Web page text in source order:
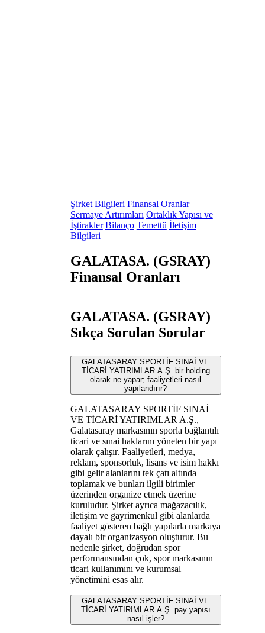
Şirket Bilgileri Finansal Oranlar
Sermaye Artırımları Ortaklık Yapısı ve
İştirakler Bilanço Temettü İletişim
Bilgileri
GALATASA. (GSRAY)
Finansal Oranları
GALATASA. (GSRAY)
Sıkça Sorulan Sorular
GALATASARAY SPORTİF SINAİ VE
TİCARİ YATIRIMLAR A.Ş. bir holding
olarak ne yapar; faaliyetleri nasıl
yapılandırır?
GALATASARAY SPORTİF SINAİ
VE TİCARİ YATIRIMLAR A.Ş.,
Galatasaray markasının sporla bağlantılı
ticari ve sınai haklarını yöneten bir yapı
olarak çalışır. Faaliyetleri, medya,
reklam, sponsorluk, lisans ve isim hakkı
gibi gelir alanlarını tek çatı altında
toplamak ve bunları ilgili birimler
üzerinden organize etmek üzerine
kuruludur. Şirket ayrıca mağazacılık,
iletişim ve gayrimenkul gibi alanlarda
faaliyet gösteren bağlı yapılarla markaya
dayalı bir organizasyon oluşturur. Bu
nedenle şirket, doğrudan spor
performansından çok, spor markasının
ticari kullanımını ve kurumsal
yönetimini esas alır.
GALATASARAY SPORTİF SINAİ VE
TİCARİ YATIRIMLAR A.Ş. pay yapısı
nasıl işler?